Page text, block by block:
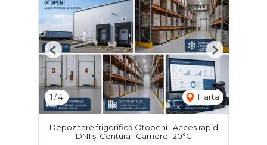
1 /4 Harta
Previous Next
Depozitare frigorifică Otopeni | Acces rapid
DN1 și Centura | Camere -20°C